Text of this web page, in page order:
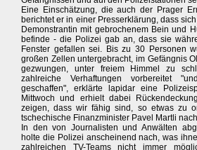
Eine Einschätzung, die auch der Prager
berichtet er in einer Presserklärung, dass
Demonstrantin mit gebrochenem Bein und
befinde - die Polizei gab an, dass sie
Fenster gefallen sei. Bis zu 30 Personen
großen Zellen untergebracht, im Gefängnis
gezwungen, unter freiem Himmel zu
zahlreiche Verhaftungen vorbereitet
geschaffen", erklärte lapidar eine
Mittwoch und erhielt dabei
zeigen, dass wir fähig sind, so etwas zu
tschechische Finanzminister Pavel Martli
In den von Journalisten und Anwälten
holte die Polizei anscheinend nach, was
zahlreichen TV-Teams nicht immer